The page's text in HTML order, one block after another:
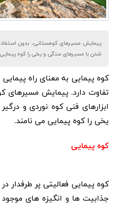
پیمایش مسیرهای کوهستانی، بدون استفاده
شدن با مسیرهای سنگی و یخی را کوه
کوه پیمایی به معنای راه
تفاوت دارد. پیمایش مسیرهای
ابزارهای فنی کوه نوردی و
یخی را کوه پیمایی می نامند.
کوه پیمایی
کوه پیمایی فعالیتی پر طرفدار
جذابیت ها و انگیزه های